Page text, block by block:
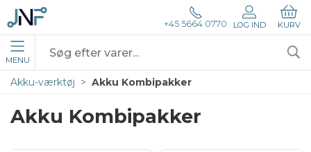
+45 5664 0770 LOG IND KURV
MENU
Akku-værktøj Akku Kombipakker
Akku Kombipakker